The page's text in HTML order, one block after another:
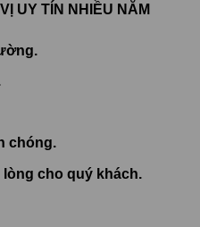
UY TÍN NHIỀU NĂM
chóng.
lòng cho quý khách.